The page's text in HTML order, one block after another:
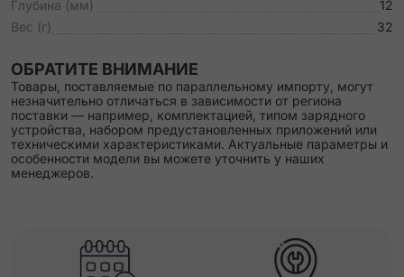
Глубина (мм)
12
Вес (г)
32
ОБРАТИТЕ ВНИМАНИЕ
Товары, поставляемые по параллельному импорту, могут
незначительно отличаться в зависимости от региона
поставки — например, комплектацией, типом зарядного
устройства, набором предустановленных приложений или
техническими характеристиками. Актуальные параметры и
особенности модели вы можете уточнить у наших
менеджеров.